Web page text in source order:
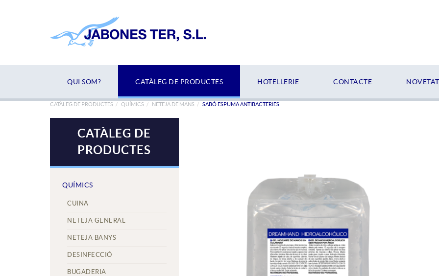
QUI SOM? CATÀLEG DE PRODUCTES HOTELLERIE CONTACTE
CATÀLEG DE PRODUCTES QUÍMICS NETEJA DE MANS SABÓ ESPUMA ANTIBACTERIES
CATÀLEG DE
PRODUCTES
QUÍMICS
CUINA
NETEJA GENERAL
NETEJA BANYS
DESINFECCIÓ
BUGADERIA